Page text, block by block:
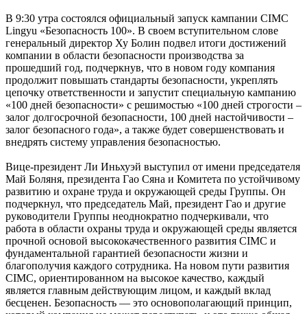
В 9:30 утра состоялся официальный запуск кампании CIMC
Lingyu «Безопасность 100». В своем вступительном слове
генеральный директор Ху Болин подвел итоги достижений
компании в области безопасности производства за
прошедший год, подчеркнув, что в новом году компания
продолжит повышать стандарты безопасности, укреплять
цепочку ответственности и запустит специальную кампанию
«100 дней безопасности» с решимостью «100 дней строгости –
залог долгосрочной безопасности, 100 дней настойчивости –
залог безопасного года», а также будет совершенствовать и
внедрять систему управления безопасностью.
Вице-президент Ли Иньхуэй выступил от имени председателя
Май Боляня, президента Гао Сяна и Комитета по устойчивому
развитию и охране труда и окружающей среды Группы. Он
подчеркнул, что председатель Май, президент Гао и другие
руководители Группы неоднократно подчеркивали, что
работа в области охраны труда и окружающей среды является
прочной основой высококачественного развития CIMC и
фундаментальной гарантией безопасности жизни и
благополучия каждого сотрудника. На новом пути развития
CIMC, ориентированном на высокое качество, каждый
является главным действующим лицом, и каждый вклад
бесценен. Безопасность — это основополагающий принцип,